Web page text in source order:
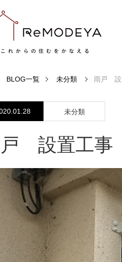
BLOG一覧 未分類 雨戸 設
未分類
設置工事